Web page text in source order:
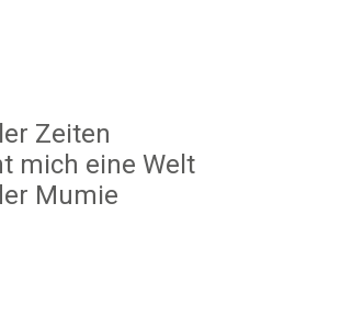
Zeiten
mich eine Welt
Mumie